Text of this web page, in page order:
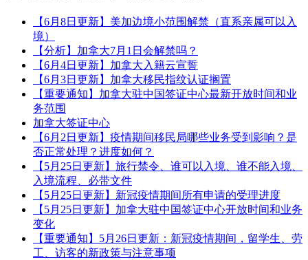
【6月8日更新】美加边境小范围解禁（直系亲属可以入
境）
【分析】加拿大7月1日会解禁吗？
【6月4日更新】加拿大入籍云宣誓
【6月3日更新】加拿大移民指纹认证搁置
【重要通知】加拿大驻中国签证中心最新开放时间和业
务范围
加拿大签证中心
【6月2日更新】疫情期间移民局哪些业务受到影响？是
否正常处理？进度如何？
【5月25日更新】旅行禁令、谁可以入境、谁不能入境、
入境流程、必带文件
【5月25日更新】新冠疫情期间所有申请的受理进度
【5月25日更新】加拿大驻中国签证中心开放时间和业务
变化
【重要通知】5月26日更新：新冠疫情期间，留学生、劳
工、访客的新政策与注意事项